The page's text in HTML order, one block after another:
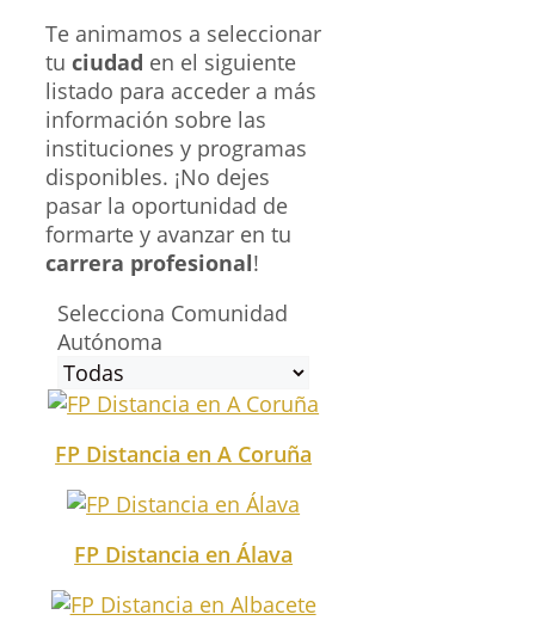
Te animamos a seleccionar
tu ciudad en el siguiente
listado para acceder a más
información sobre las
instituciones y programas
disponibles. ¡No dejes
pasar la oportunidad de
formarte y avanzar en tu
carrera profesional!
Selecciona Comunidad
Autónoma
FP Distancia en A Coruña
FP Distancia en Álava